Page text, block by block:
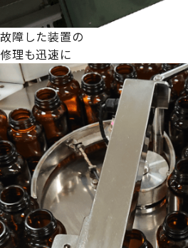
故障した装置の
修理も迅速に